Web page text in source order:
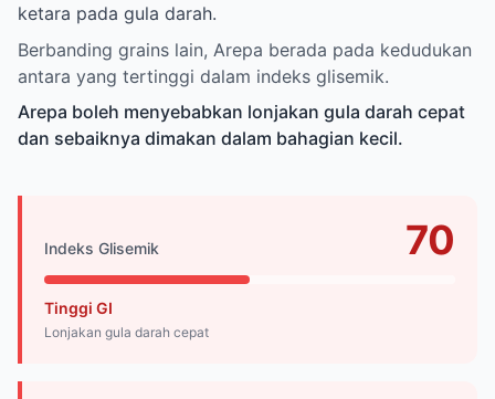
ketara pada gula darah.
Berbanding grains lain, Arepa berada pada kedudukan
antara yang tertinggi dalam indeks glisemik.
Arepa boleh menyebabkan lonjakan gula darah cepat
dan sebaiknya dimakan dalam bahagian kecil.
Indeks Glisemik 70
Tinggi GI
Lonjakan gula darah cepat